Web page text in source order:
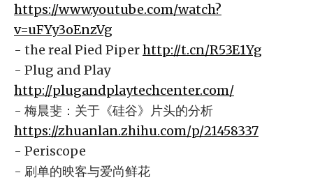
https://www.youtube.com/watch?
v=uFYy3oEnzVg
- the real Pied Piperhttp://t.cn/R53E1Yg
- Plug and Play
http://plugandplaytechcenter.com/
- 梅晨斐：关于《硅谷》片头的分析
https://zhuanlan.zhihu.com/p/21458337
- Periscope
- 刷单的映客与爱尚鲜花